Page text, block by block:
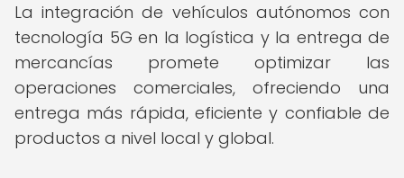
La integración de vehículos autónomos con
tecnología 5G en la logística y la entrega de
mercancías promete optimizar las
operaciones comerciales, ofreciendo una
entrega más rápida, eficiente y confiable de
productos a nivel local y global.